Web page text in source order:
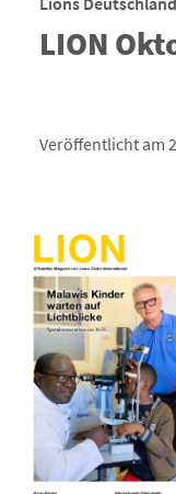
LION
Veröffentlicht am